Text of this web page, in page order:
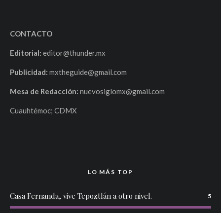
CONTACTO
Editorial: editor@thunder.mx
Publicidad: mxtheguide@gmail.com
Mesa de Redacción: nuevosiglomx@gmail.com
Cuauhtémoc; CDMX
LO MÁS TOP
Casa Fernanda, vive Tepoztlán a otro nivel. 5